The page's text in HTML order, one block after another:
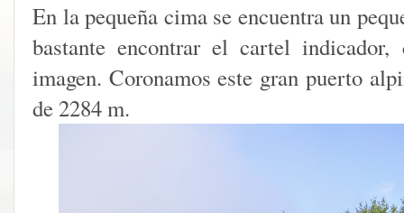
En la pequeña cima se encuentra un
bastante encontrar el cartel
imagen. Coronamos este gran puerto
de 2284 m.